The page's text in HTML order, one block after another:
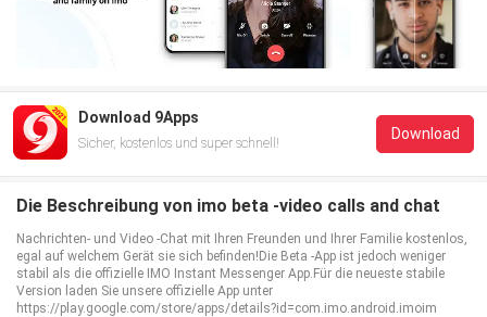
Download 9Apps
Sicher, kostenlos und super schnell!
Download
Die Beschreibung von imo beta -video calls and chat
Nachrichten- und Video -Chat mit Ihren Freunden und Ihrer Familie kostenlos,
egal auf welchem Gerät sie sich befinden!Die Beta -App ist jedoch weniger
stabil als die offizielle IMO Instant Messenger App.Für die neueste stabile
Version laden Sie unsere offizielle App unter
https://play.google.com/store/apps/details?id=com.imo.android.imoim